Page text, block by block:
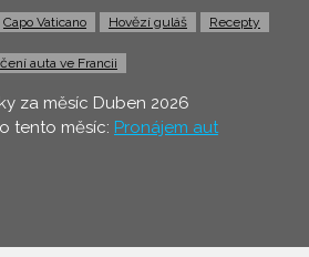
Capo Vaticano Hovězí guláš Recepty
auta ve Francii
za měsíc Duben 2026
tento měsíc: Pronájem aut